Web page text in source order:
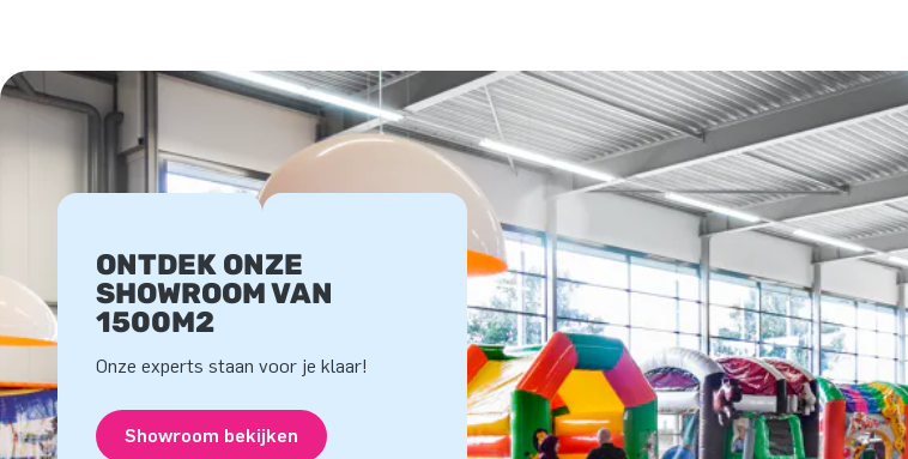
ONTDEK ONZE
SHOWROOM VAN
1500M2
Onze experts staan voor je klaar!
Showroom bekijken